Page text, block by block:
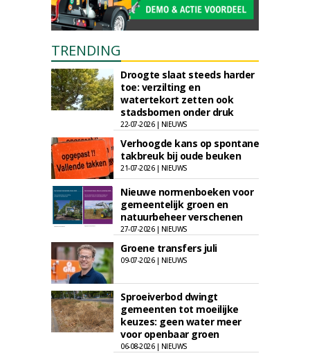
TRENDING
Droogte slaat steeds harder
toe: verzilting en
watertekort zetten ook
stadsbomen onder druk
22-07-2026 | NIEUWS
Verhoogde kans op spontane
takbreuk bij oude beuken
21-07-2026 | NIEUWS
Nieuwe normenboeken voor
gemeentelijk groen en
natuurbeheer verschenen
27-07-2026 | NIEUWS
Groene transfers juli
09-07-2026 | NIEUWS
Sproeiverbod dwingt
gemeenten tot moeilijke
keuzes: geen water meer
voor openbaar groen
06-08-2026 | NIEUWS